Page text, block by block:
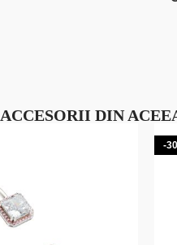
ACCESORII DIN
-